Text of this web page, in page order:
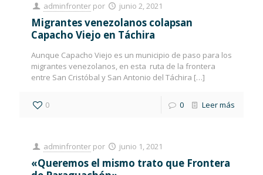
adminfronter por junio 2, 2021
Migrantes venezolanos colapsan
Capacho Viejo en Táchira
Aunque Capacho Viejo es un municipio de paso para los
migrantes venezolanos, en esta ruta de la frontera
entre San Cristóbal y San Antonio del Táchira […]
0 0 Leer más
adminfronter por junio 1, 2021
«Queremos el mismo trato que Frontera